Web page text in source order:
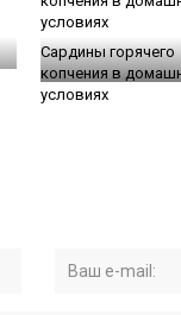
Сардины горячего
копчения в
условиях